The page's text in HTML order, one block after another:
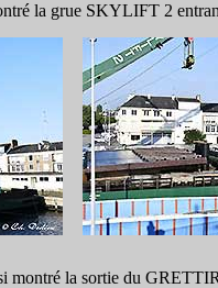
la grue SKYLIFT 2
montré la sortie du